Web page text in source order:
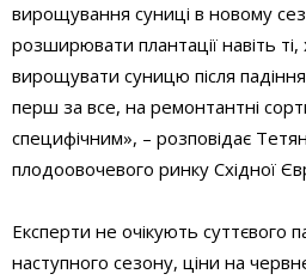
вирощування суниці в новому
розширювати плантації навіть ті,
вирощувати суницю після
перш за все, на ремонтантні
специфічним», – розповідає
плодоовочевого ринку Східної
Експерти не очікують суттєвого
наступного сезону, ціни на